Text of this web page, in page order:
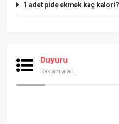
1 adet pide ekmek kaç kalori?
Duyuru
Reklam alanı